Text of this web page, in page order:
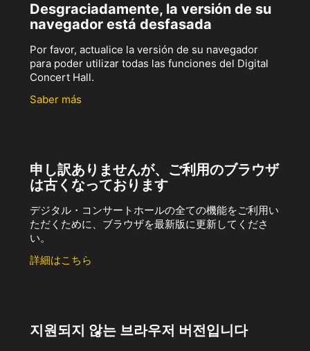
Desgraciadamente, la versión de su
navegador está desfasada
Por favor, actualice la versión de su navegador
para poder utilizar todas las funciones del Digital
Concert Hall.
Saber más
申し訳ありませんが、ご利用のブラウザ
は古くなっております
デジタル・コンサートホールの全ての機能をご利用い
ただくために、ブラウザを最新版に更新してくださ
い。
詳細はこちら
지원되지 않는 브라우저 버전입니다